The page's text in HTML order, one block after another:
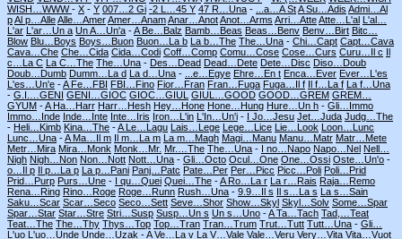
WISH…WWW- X - Y 007…2 Gi -2 L…45 Y 47 R…Una - ...a…A StA Su…Adis Admi…Al
pAl p…AlleAlle…AmerAmer…AnamAnar…AnotAnot…Arms Arri…AtteAtte…L'al L'al…
L'ar L'ar…Un a Un A…Un'a -A Be…Balz Bamb…Beas Beas…Benv Benv…Birt Bitc…
Blow Blu…Boys Boys…Buon Buon…La b La b…The The…Una - Chi…Capt Capt…Cava
Cava…Che Che…Cida Cida…Codi Coff…Comp Comu…Cose Cose…Curs Curu…Il c Il
c…La C La C…The The…Una - Des…Dead Dead…Dete Dete…Disc Diso…Doub
Doub…Dumb Dumm…La d La d…Una - ...e…Egye Ehre…En t Enca…Ever Ever…L'es
L'es…Un'e -A Fe…FBI FBI…Fino Fior…Fran Fran…Fuga Fuga…Il f Il f…La f La f…Una
- G.I.…GENI GENI…GIOC GIOC…GIUL GIUL…GOOD GOOD…GREM GREM…
GYUM -A Ha…Harr Harr…Hesh Hey…Hone Hone…Hung Hure…Un h - Gli…Immo
Immo…Inde Inde…Inte Inte…Iris Iron…L'in L'In…Un'i - I Jo…Jesu Jet…Juda Judg…The
- Heli…Kimb Kina…The -A Le…Lagu Lais…Lege Lege…Lice Lie…Look Loon…Lunc
Lunc…Una -A Ma…Il m Il m…La m La m…Magh Magi…Manu Manu…Matr Matr…Mete
Metr…Mira Mira…Monk Monk…Mr. Mr.…The The…Una - I no…Napo Napo…Nel Nell…
Nigh Nigh…Non Non…Nott Nott…Una - Gli…Octo Ocul…One One…Ossi Oste…Un'o -
o…Il p Il p…La p La p…Pani Panj…Patc Pate…Per Per…Picc Picc…Poli Poli…Prid
Prid…Purp Purs…Une - I qu…Quei Quei…The -A Ro…La r La r…Rais Raja…Remo
Rena…Ring Rino…Roge Roge…Runn Rush…Una - 9.9…Il s Il s…La s La s…Sain
Saku…Scar Scar…Seco Seco…Sett Seve…Shor Show…Skyl Skyl…Solv Some…Spar
Spar…Star Star…Stre Stri…Susp Susp…Un s Un s…Uno -A Ta…Tach Tad,…Teat
Teat…The The…Thy Thys…Top Top…Tran Tran…Trum Trut…Tutt Tutt…Una - Gli…
L'uo L'uo…Unde Unde…Uzak -A Ve…La v La V…Vale Vale…Veru Very…Vita Vita…Vuot